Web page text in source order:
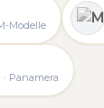
Modelle
· Panamera